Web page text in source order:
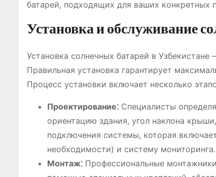
батарей, подходящих для ваших конкретных
Установка и обслуживание
Установка солнечных батарей в
Правильная установка гарантирует
Процесс установки включает несколько
Проектирование⁚ Специалисты
ориентацию здания, угол наклона
подключения системы, которая
необходимости) и систему мониторинга.
Монтаж⁚ Профессиональные